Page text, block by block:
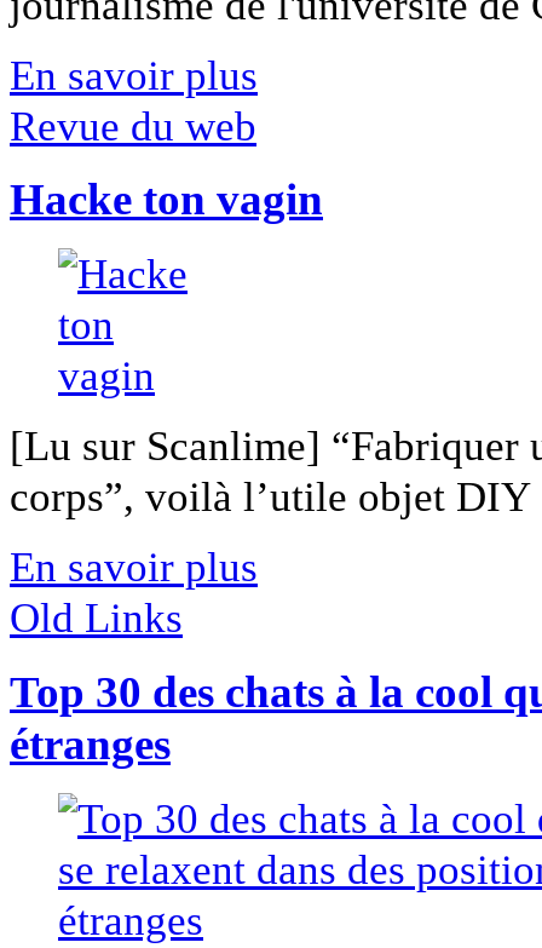
En savoir plus
Revue du web
Hacke ton vagin
[Lu sur Scanlime] “Fabriquer
corps”, voilà l’utile objet
En savoir plus
Old Links
Top 30 des chats à la cool
étranges